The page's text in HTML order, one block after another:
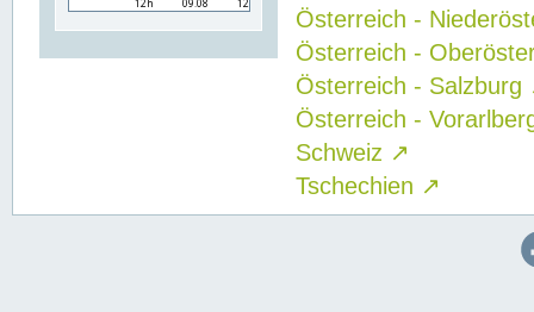
Österreich -
Österreich -
Österreich - Salzburg
Österreich -
Schweiz ↗
Tschechien ↗